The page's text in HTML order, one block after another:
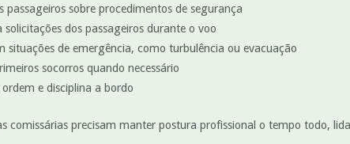
passageiros sobre procedimentos de segurança
solicitações dos passageiros durante o voo
situações de emergência, como turbulência ou evacuação
socorros quando necessário
e disciplina a bordo
comissárias precisam manter postura profissional o tempo todo,